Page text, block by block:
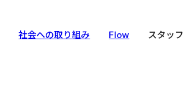
社会への取り組み Flow スタッフ